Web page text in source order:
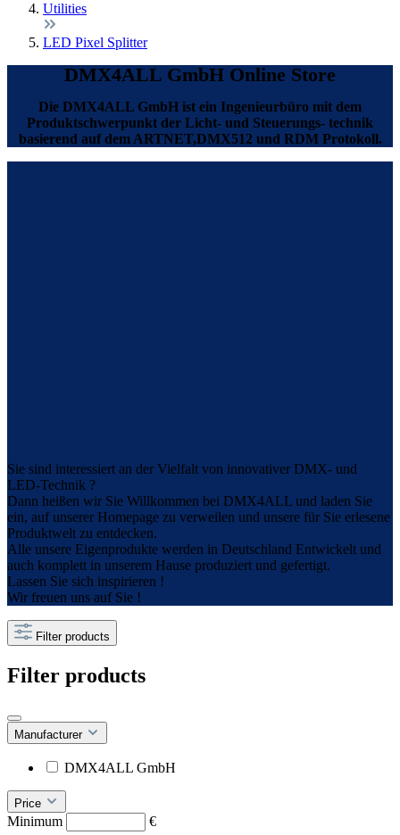
Utilities
LED Pixel Splitter
DMX4ALL GmbH Online Store
Die DMX4ALL GmbH ist ein Ingenieurbüro mit dem
Produktschwerpunkt der Licht- und Steuerungs- technik
basierend auf dem ARTNET,DMX512 und RDM Protokoll.
Sie sind interessiert an der Vielfalt von innovativer DMX- und
LED-Technik ?
Dann heißen wir Sie Willkommen bei DMX4ALL und laden Sie
ein, auf unserer Homepage zu verweilen und unsere für Sie erlesene
Produktwelt zu entdecken.
Alle unsere Eigenprodukte werden in Deutschland Entwickelt und
auch komplett in unserem Hause produziert und gefertigt.
Lassen Sie sich inspirieren !
Wir freuen uns auf Sie !
Filter products
Filter products
Manufacturer
DMX4ALL GmbH
Price
Minimum
€